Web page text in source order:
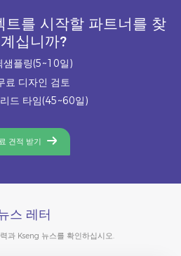
를 시작할 파트너를 찾
십니까?
샘플링(5~10일)
료 디자인 검토
드 타임(45~60일)
견적 받기
스 레터
과 Kseng 뉴스를 확인하십시오.